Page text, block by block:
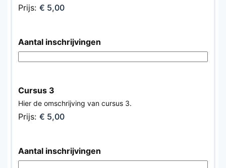
Prijs:
Aantal inschrijvingen
Cursus 3
Hier de omschrijving van cursus 3.
Prijs:
Aantal inschrijvingen